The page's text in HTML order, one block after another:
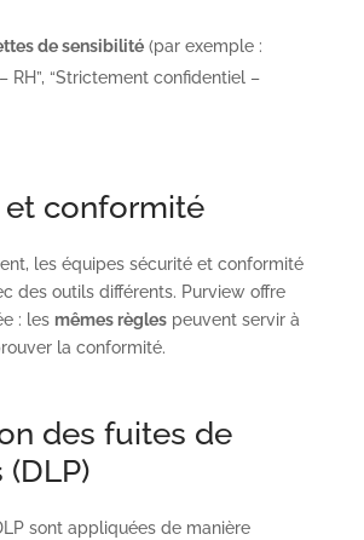
de sensibilité(par exemple :
RH”, “Strictement confidentiel –
et conformité
les équipes sécurité et conformité
des outils différents. Purview offre
: les mêmes règlespeuvent servir à
la conformité.
des fuites de
sont appliquées de manière